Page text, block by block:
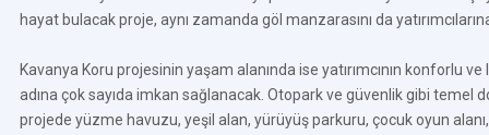
hayat bulacak proje, aynı zamanda göl manzarasını da
Kavanya Koru projesinin yaşam alanında ise yatırımcının konforlu
adına çok sayıda imkan sağlanacak. Otopark ve güvenlik gibi temel
projede yüzme havuzu, yeşil alan, yürüyüş parkuru, çocuk oyun